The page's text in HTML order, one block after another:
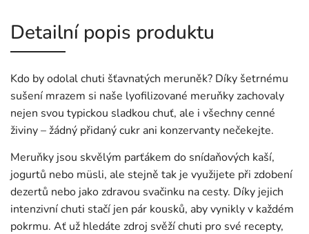
Detailní popis produktu
Kdo by odolal chuti šťavnatých meruněk? Díky šetrnému
sušení mrazem si naše lyofilizované meruňky zachovaly
nejen svou typickou sladkou chuť, ale i všechny cenné
živiny – žádný přidaný cukr ani konzervanty nečekejte.
Meruňky jsou skvělým parťákem do snídaňových kaší,
jogurtů nebo müsli, ale stejně tak je využijete při zdobení
dezertů nebo jako zdravou svačinku na cesty. Díky jejich
intenzivní chuti stačí jen pár kousků, aby vynikly v každém
pokrmu. Ať už hledáte zdroj svěží chuti pro své recepty,